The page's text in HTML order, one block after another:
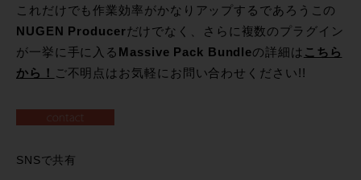
これだけでも作業効率がかなりアップするであろうこの
NUGEN Producerだけでなく、さらに複数のプラグイン
が一挙に手に入る Massive Pack Bundleの詳細は こちら
から！
ご不明点はお気軽にお問い合わせください!!
SNSで共有